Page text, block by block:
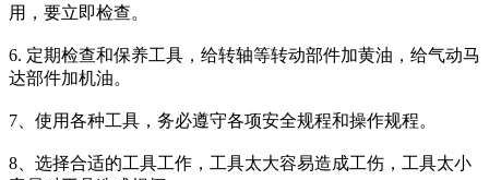
用，要立即检查。
6. 定期检查和保养工具，给转轴等转动部件加黄油，给气动马
达部件加机油。
7、使用各种工具，务必遵守各项安全规程和操作规程。
8、选择合适的工具工作，工具太大容易造成工伤，工具太小